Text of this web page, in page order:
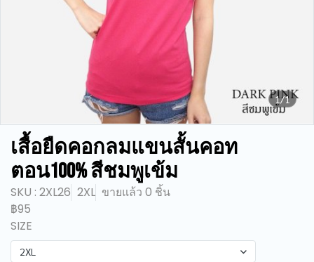
1/1
เสื้อยืดคอกลมแขนสั้นคอท
ตอน100% สีชมพูเข้ม
SKU : 2XL26 2XL ขายแล้ว 0 ชิ้น
฿95
SIZE
2XL